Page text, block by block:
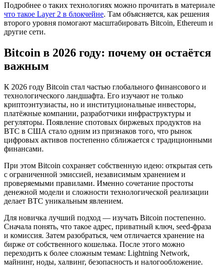
Подробнее о таких технологиях можно прочитать в материале
что такое Layer 2 в блокчейне. Там объясняется, как решения
второго уровня помогают масштабировать Bitcoin, Ethereum и
другие сети.
Bitcoin в 2026 году: почему он остаётся
важным
К 2026 году Bitcoin стал частью глобального финансового и
технологического ландшафта. Его изучают не только
криптоэнтузиасты, но и институциональные инвесторы,
платёжные компании, разработчики инфраструктуры и
регуляторы. Появление спотовых биржевых продуктов на
BTC в США стало одним из признаков того, что рынок
цифровых активов постепенно сближается с традиционными
финансами.
При этом Bitcoin сохраняет собственную идею: открытая сеть
с ограниченной эмиссией, независимым хранением и
проверяемыми правилами. Именно сочетание простоты
денежной модели и сложности технологической реализации
делает BTC уникальным явлением.
Для новичка лучший подход — изучать Bitcoin постепенно.
Сначала понять, что такое адрес, приватный ключ, seed-фраза
и комиссия. Затем разобраться, чем отличается хранение на
бирже от собственного кошелька. После этого можно
переходить к более сложным темам: Lightning Network,
майнинг, ноды, халвинг, безопасность и налогообложение.